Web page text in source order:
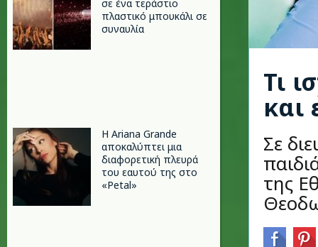
σε ένα τεράστιο
πλαστικό μπουκάλι σε
συναυλία
Η Ariana Grande
αποκαλύπτει μια
διαφορετική πλευρά
του εαυτού της στο
«Petal»
Τι
και
Σε
της